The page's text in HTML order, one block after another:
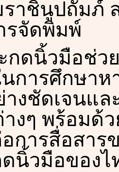
ราชินูปถัมภ์
รจัดพิมพ์
กดนิ้วมือช่ว
การศึกษา
งชัดเจนแ
งๆ พร้อมด้
การสื่อสาร
ดนิ้วมือของ